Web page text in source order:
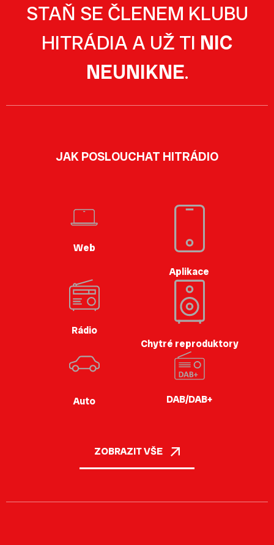
STAŇ SE ČLENEM KLUBU
HITRÁDIA A UŽ TI NIC
NEUNIKNE.
JAK POSLOUCHAT HITRÁDIO
Web
Aplikace
Rádio
Chytré reproduktory
Auto DAB/DAB+
ZOBRAZIT VŠE